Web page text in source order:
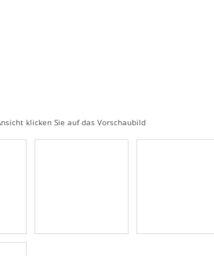
klicken Sie auf das Vorschaubild